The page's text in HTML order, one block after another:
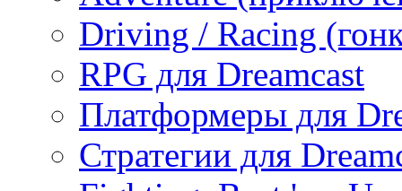
Driving / Racing
RPG для Dreamcast
Платформеры для
Стратегии для